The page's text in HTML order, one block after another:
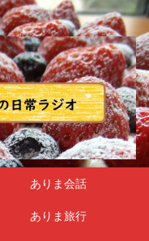
ありま会話
ありま旅行